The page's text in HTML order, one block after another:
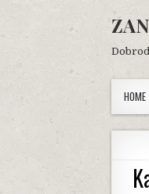
content
HOME